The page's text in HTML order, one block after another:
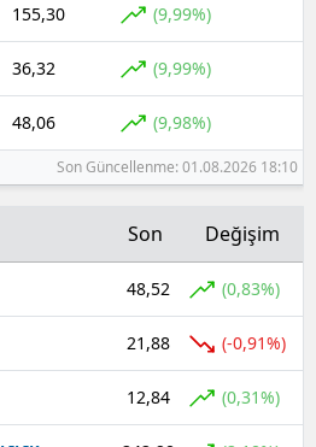
155,30 (9,99%)
36,32 (9,99%)
48,06 (9,98%)
Son Güncellenme: 01.08.2026 18:10
Son Değişim
48,52 (0,83%)
21,88 (-0,91%)
12,84 (0,31%)